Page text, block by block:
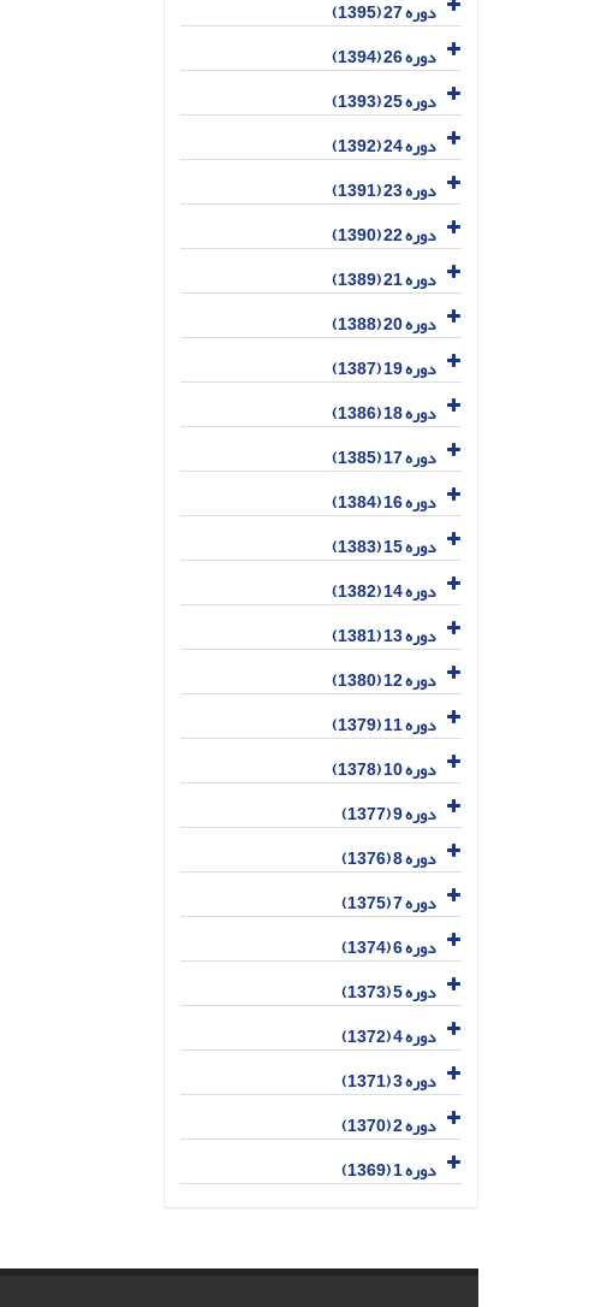
دوره 27 (1395)
دوره 26 (1394)
دوره 25 (1393)
دوره 24 (1392)
دوره 23 (1391)
دوره 22 (1390)
دوره 21 (1389)
دوره 20 (1388)
دوره 19 (1387)
دوره 18 (1386)
دوره 17 (1385)
دوره 16 (1384)
دوره 15 (1383)
دوره 14 (1382)
دوره 13 (1381)
دوره 12 (1380)
دوره 11 (1379)
دوره 10 (1378)
دوره 9 (1377)
دوره 8 (1376)
دوره 7 (1375)
دوره 6 (1374)
دوره 5 (1373)
دوره 4 (1372)
دوره 3 (1371)
دوره 2 (1370)
دوره 1 (1369)